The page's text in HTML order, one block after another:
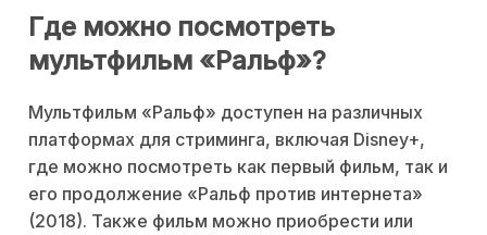
Где можно посмотреть
мультфильм «Ральф»?
Мультфильм «Ральф» доступен на различных
платформах для стриминга, включая Disney+,
где можно посмотреть как первый фильм, так и
его продолжение «Ральф против интернета»
(2018). Также фильм можно приобрести или